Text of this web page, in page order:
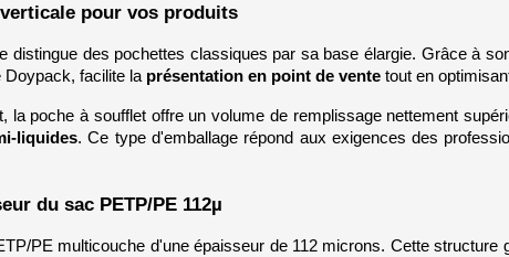
pour vos produits
distingue des pochettes classiques par sa base élargie. Grâce à
Doypack, facilite la présentation en point de vente tout en
la poche à soufflet offre un volume de remplissage nettement
liquides. Ce type d'emballage répond aux exigences des
du sac PETP/PE 112µ
PE multicouche d'une épaisseur de 112 microns. Cette structure